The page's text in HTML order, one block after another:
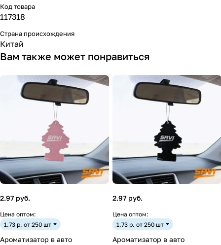
Код товара
117318
Страна происхождения
Китай
Вам также может понравиться
2.97 руб.
Цена оптом:
1.73 р. от 250 шт
Ароматизатор в авто
2.97 руб.
Цена оптом:
1.73 р. от 250 шт
Ароматизатор в авто